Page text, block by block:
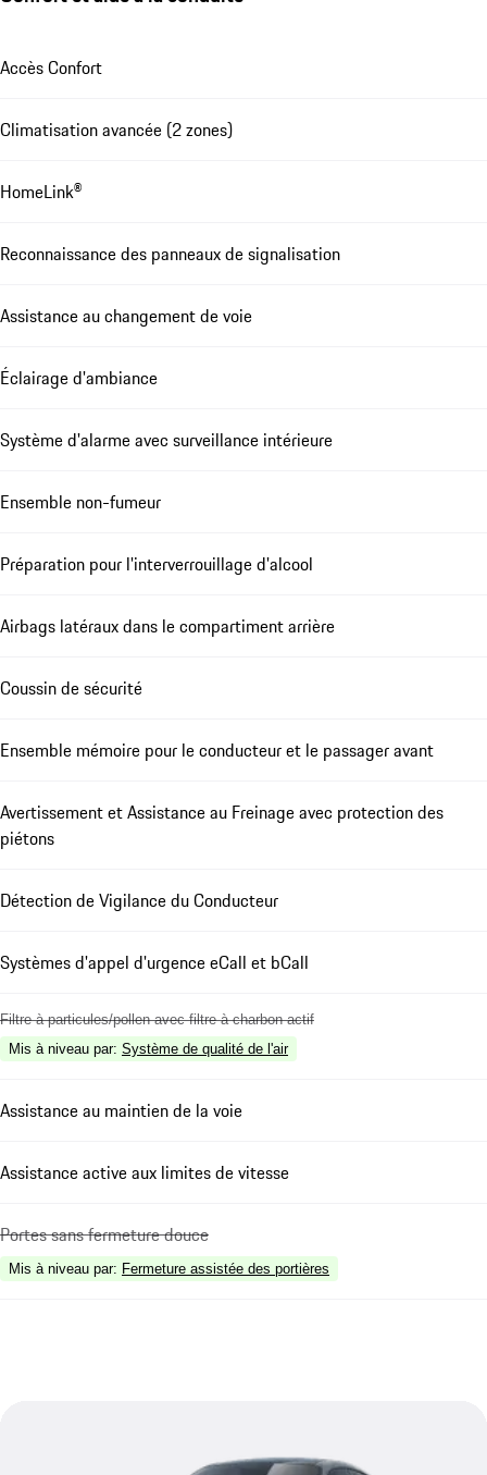
Accès Confort
Climatisation avancée (2 zones)
HomeLink®
Reconnaissance des panneaux de signalisation
Assistance au changement de voie
Éclairage d'ambiance
Système d'alarme avec surveillance intérieure
Ensemble non-fumeur
Préparation pour l'interverrouillage d'alcool
Airbags latéraux dans le compartiment arrière
Coussin de sécurité
Ensemble mémoire pour le conducteur et le passager avant
Avertissement et Assistance au Freinage avec protection des
piétons
Détection de Vigilance du Conducteur
Systèmes d'appel d'urgence eCall et bCall
Filtre à particules/pollen avec filtre à charbon actif
Mis à niveau par: Système de qualité de l'air
Assistance au maintien de la voie
Assistance active aux limites de vitesse
Portes sans fermeture douce
Mis à niveau par: Fermeture assistée des portières